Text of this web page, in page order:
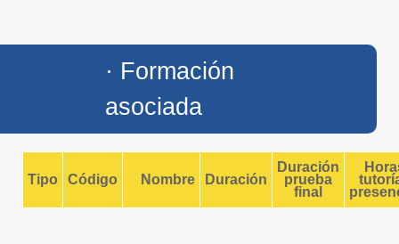
· Formación
asociada
Tipo Código Nombre Duración
Duración
prueba
final